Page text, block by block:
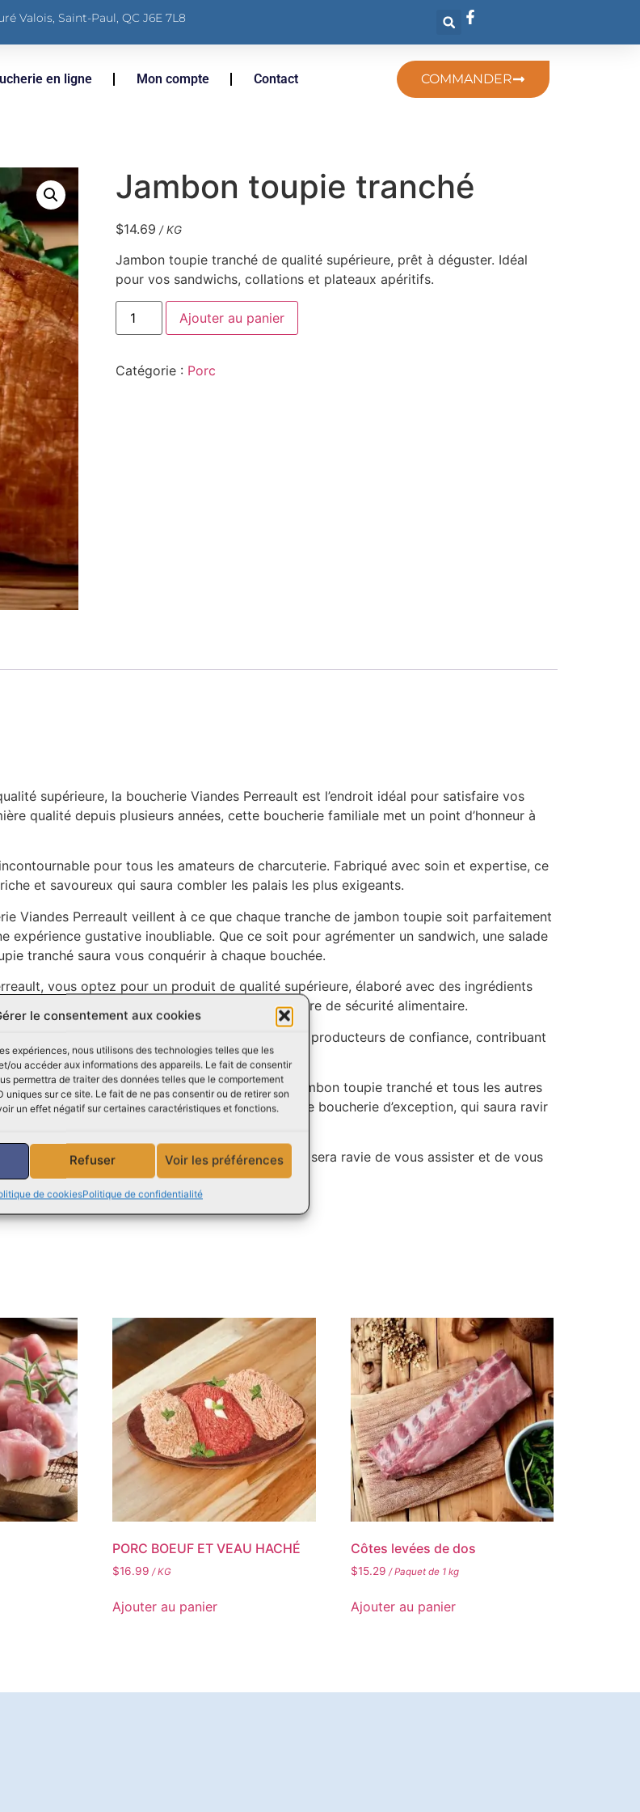
le consentement aux cookies
expériences, nous utilisons des technologies telles que les
ou accéder aux informations des appareils. Le fait de consentir
permettra de traiter des données telles que le comportement
uniques sur ce site. Le fait de ne pas consentir ou de retirer son
un effet négatif sur certaines caractéristiques et fonctions.
Refuser Voir les préférences
de cookiesPolitique de confidentialité
Valois, Saint-Paul, QC J6E 7L8
en ligne Mon compte Contact COMMANDER
Jambon toupie tranché
$14.69 / KG
Jambon toupie tranché de qualité supérieure, prêt à déguster. Idéal
pour vos sandwichs, collations et plateaux apéritifs.
Ajouter au panier
Catégorie : Porc
supérieure, la boucherie Viandes Perreault est l’endroit idéal pour satisfaire vos
qualité depuis plusieurs années, cette boucherie familiale met un point d’honneur à
pour tous les amateurs de charcuterie. Fabriqué avec soin et expertise, ce
et savoureux qui saura combler les palais les plus exigeants.
Viandes Perreault veillent à ce que chaque tranche de jambon toupie soit parfaitement
expérience gustative inoubliable. Que ce soit pour agrémenter un sandwich, une salade
tranché saura vous conquérir à chaque bouchée.
vous optez pour un produit de qualité supérieure, élaboré avec des ingrédients
des normes les plus strictes en matière de sécurité alimentaire.
locale en s’approvisionnant auprès de producteurs de confiance, contribuant
et la qualité de ses produits.
boucherie Viandes Perreault pour découvrir le jambon toupie tranché et tous les autres
et le goût incomparable des produits de cette boucherie d’exception, qui saura ravir
notre équipe d’experts de Viandes Perreault sera ravie de vous assister et de vous
PORC BOEUF ET VEAU HACHÉ
$16.99 / KG
Ajouter au panier
Côtes levées de dos
$15.29 / Paquet de 1 kg
Ajouter au panier